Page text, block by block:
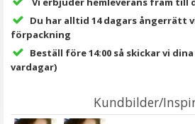
Mizzy Tangler brush -
★★★★
Du har alltid 14 dagars ångerrätt
förpackning
Beställ före 14:00 så skickar vi
vardagar)
Kundbilder/